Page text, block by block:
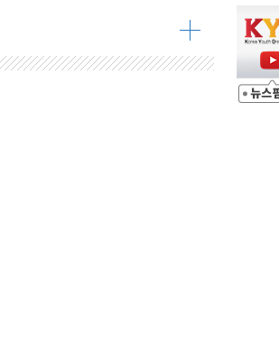
정청래 42.08%
래 39.89% 송영길 7.47%
티' 22개 과제 손본다